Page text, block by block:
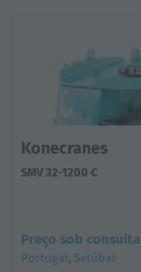
Konecranes
SMV 32-1200 C
Preço sob consulta
Portugal, Setúbal